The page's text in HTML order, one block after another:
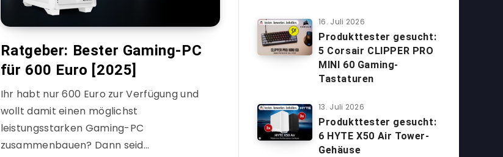
Ratgeber: Bester Gaming-PC
für 600 Euro [2025]
Ihr habt nur 600 Euro zur Verfügung und
wollt damit einen möglichst
leistungsstarken Gaming-PC
zusammenbauen? Dann seid…
16. Juli 2026
Produkttester gesucht:
5 Corsair CLIPPER PRO
MINI 60 Gaming-
Tastaturen
13. Juli 2026
Produkttester gesucht:
6 HYTE X50 Air Tower-
Gehäuse